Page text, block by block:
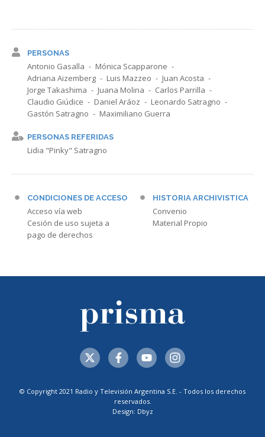
PERSONAS
Antonio Gasalla
Mónica Scapparone
Adriana Aizemberg
Luis Mazzeo
Juan Acosta
Jorge Takashima
Juana Molina
Carlos Parrilla
Claudio Giúdice
Daniel Aráoz
Leonardo Satragno
Gastón Satragno
Maximiliano Guerra
PERSONAS REFERIDAS
Lidia "Pinky" Satragno
CONDICIONES DE ACCESO
Acceso vía web
Cesión de uso sujeta a
pago de derechos
HISTORIA ARCHIVISTICA
Convenio
Material Propio
© Copyright 2021 Radio y Televisión Argentina S.E. - Todos los derechos
reservados.
Design: Dbyz